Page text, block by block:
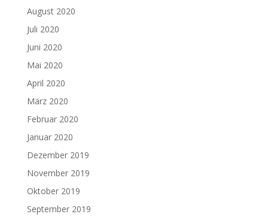
August 2020
Juli 2020
Juni 2020
Mai 2020
April 2020
März 2020
Februar 2020
Januar 2020
Dezember 2019
November 2019
Oktober 2019
September 2019